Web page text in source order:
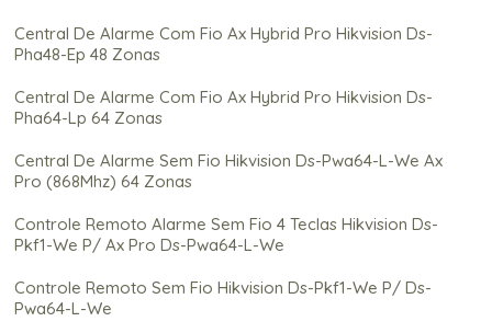
Central De Alarme Com Fio Ax Hybrid Pro Hikvision Ds-
Pha48-Ep 48 Zonas
Central De Alarme Com Fio Ax Hybrid Pro Hikvision Ds-
Pha64-Lp 64 Zonas
Central De Alarme Sem Fio Hikvision Ds-Pwa64-L-We Ax
Pro (868Mhz) 64 Zonas
Controle Remoto Alarme Sem Fio 4 Teclas Hikvision Ds-
Pkf1-We P/ Ax Pro Ds-Pwa64-L-We
Controle Remoto Sem Fio Hikvision Ds-Pkf1-We P/ Ds-
Pwa64-L-We